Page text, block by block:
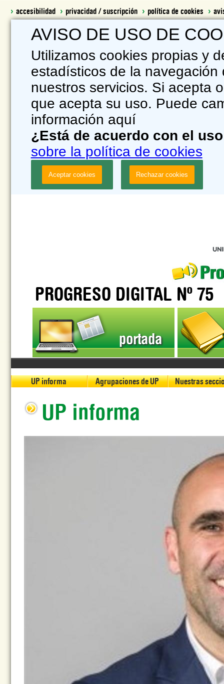
AVISO DE USO DE
Utilizamos cookies propias y
estadísticos de la
nuestros servicios. Si acepta
que acepta su uso. Puede
información aquí
¿Está de acuerdo con el
sobre la política de cookies
accesibilidad privacidad / suscripción política de cookies
PROGRESO DIGITAL Nº 75
portada
UP informa Agrupaciones de UP Nuestras
UP informa